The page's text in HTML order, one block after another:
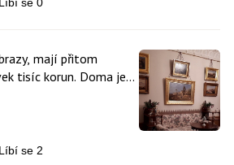
mají přitom
tisíc korun. Doma je